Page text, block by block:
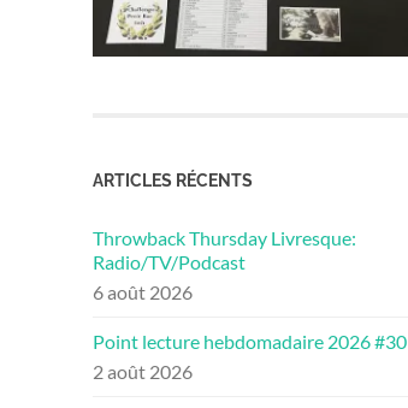
ARTICLES RÉCENTS
Throwback Thursday Livresque:
Radio/TV/Podcast
6 août 2026
Point lecture hebdomadaire 2026 #30
2 août 2026